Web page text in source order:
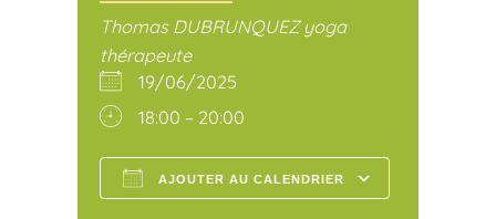
Thomas DUBRUNQUEZ yoga
thérapeute
19/06/2025
18:00 – 20:00
AJOUTER AU CALENDRIER